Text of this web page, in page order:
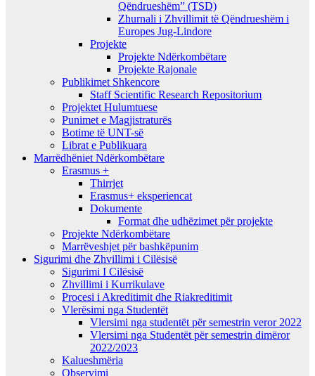
Qëndrueshëm” (TSD)
Zhurnali i Zhvillimit të Qëndrueshëm i
Europes Jug-Lindore
Projekte
Projekte Ndërkombëtare
Projekte Rajonale
Publikimet Shkencore
Staff Scientific Research Repositorium
Projektet Hulumtuese
Punimet e Magjistraturës
Botime të UNT-së
Librat e Publikuara
Marrëdhëniet Ndërkombëtare
Erasmus +
Thirrjet
Erasmus+ eksperiencat
Dokumente
Format dhe udhëzimet për projekte
Projekte Ndërkombëtare
Marrëveshjet për bashkëpunim
Sigurimi dhe Zhvillimi i Cilësisë
Sigurimi I Cilësisë
Zhvillimi i Kurrikulave
Procesi i Akreditimit dhe Riakreditimit
Vlerësimi nga Studentët
Vlersimi nga studentët për semestrin veror 2022
Vlersimi nga Studentët për semestrin dimëror
2022/2023
Kalueshmëria
Observimi